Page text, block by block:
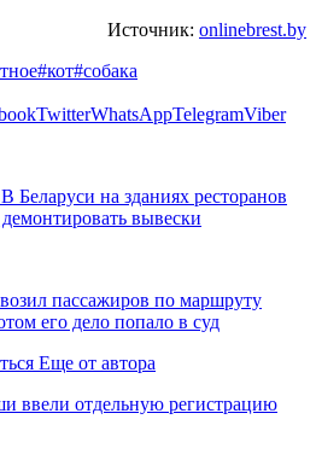
Источник: onlinebrest.by
#кот#собака
TwitterWhatsAppTelegramViber
Беларуси на зданиях ресторанов
вывески
пассажиров по маршруту
его дело попало в суд
Еще от автора
ввели отдельную регистрацию